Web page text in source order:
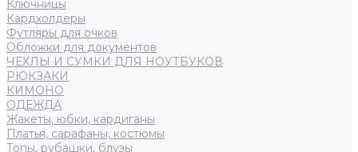
Ключницы
Кардхолдеры
Футляры для очков
Обложки для документов
ЧЕХЛЫ И СУМКИ ДЛЯ НОУТБУКОВ
РЮКЗАКИ
КИМОНО
ОДЕЖДА
Жакеты, юбки, кардиганы
Платья, сарафаны, костюмы
Топы, рубашки, блузы